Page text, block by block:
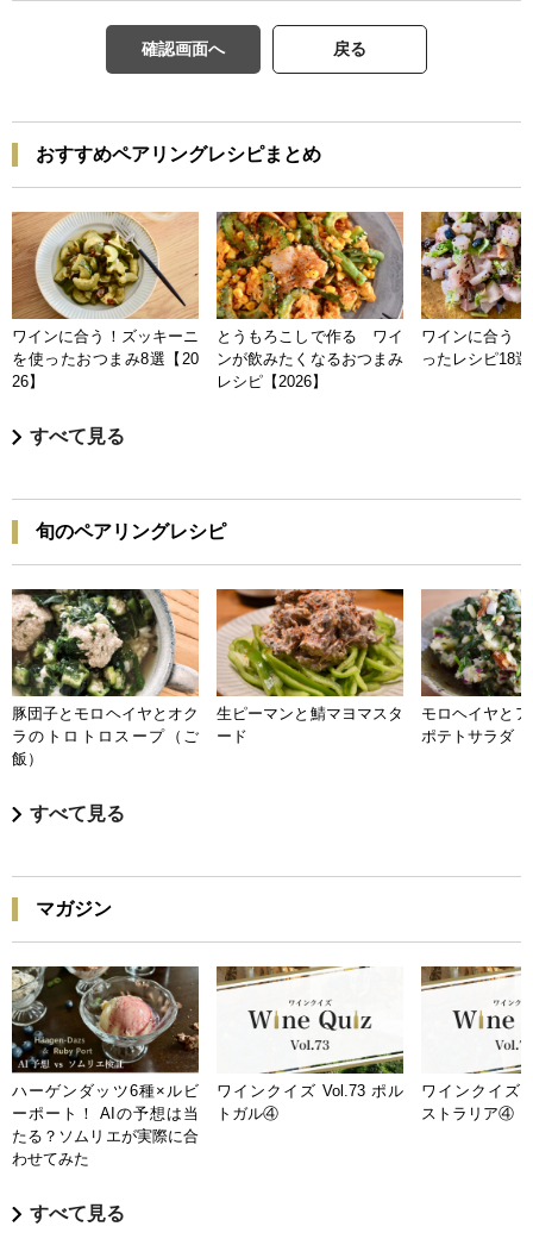
確認画面へ 戻る
おすすめペアリングレシピまとめ
ワインに合う！ズッキーニ
を使ったおつまみ8選【20
26】
とうもろこしで作る ワイ
ンが飲みたくなるおつまみ
レシピ【2026】
ワインに合う
ったレシピ18
すべて見る
旬のペアリングレシピ
豚団子とモロヘイヤとオク
ラのトロトロスープ（ご
飯）
生ピーマンと鯖マヨマスタ
ード
モロヘイヤと
ポテトサラダ
すべて見る
マガジン
ハーゲンダッツ6種×ルビ
ーポート！ AIの予想は当
たる？ソムリエが実際に合
わせてみた
ワインクイズ Vol.73 ポル
トガル④
ワインクイズ
ストラリア④
すべて見る